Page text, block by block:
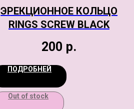
ЭРЕКЦИОННОЕ КОЛЬЦО
RINGS SCREW BLACK
200 р.
ПОДРОБНЕЙ
Out of stock